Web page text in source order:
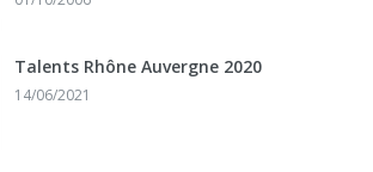
Talents Rhône Auvergne 2020
14/06/2021